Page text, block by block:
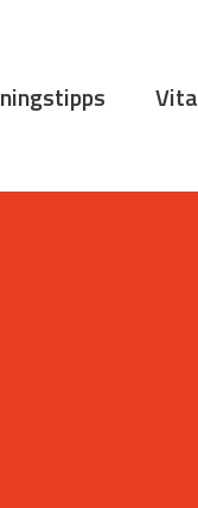
Vita